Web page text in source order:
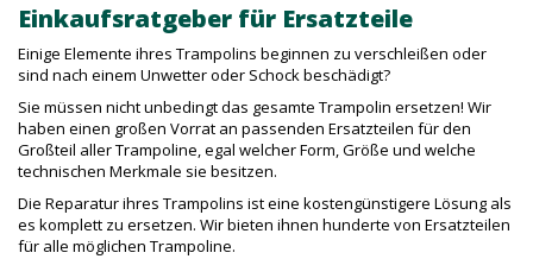
Einkaufsratgeber für Ersatzteile
Einige Elemente ihres Trampolins beginnen zu verschleißen oder
sind nach einem Unwetter oder Schock beschädigt?
Sie müssen nicht unbedingt das gesamte Trampolin ersetzen! Wir
haben einen großen Vorrat an passenden Ersatzteilen für den
Großteil aller Trampoline, egal welcher Form, Größe und welche
technischen Merkmale sie besitzen.
Die Reparatur ihres Trampolins ist eine kostengünstigere Lösung als
es komplett zu ersetzen. Wir bieten ihnen hunderte von Ersatzteilen
für alle möglichen Trampoline.